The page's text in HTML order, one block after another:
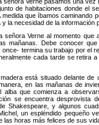
de habitaciones donde el
medida que íbamos caminando
la necesidad de la información
señora Verne al momento
mañanas. Debe conocer
once- termina su trabajo por el
cada tarde se retira
está situado delante
en las mañanas de
alba que comienza a
se encuentra desprovista
Shakespeare, y algunos
un espléndido pequeño
las horas más felices de sus